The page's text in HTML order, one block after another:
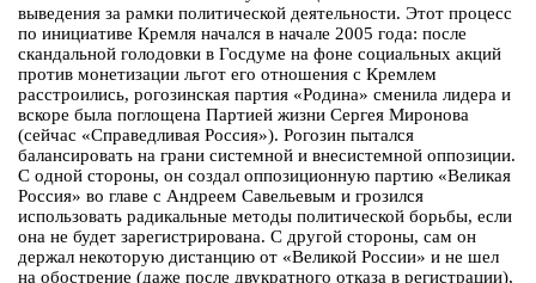
выведения за рамки политической деятельности. Этот процесс
по инициативе Кремля начался в начале 2005 года: после
скандальной голодовки в Госдуме на фоне социальных акций
против монетизации льгот его отношения с Кремлем
расстроились, рогозинская партия «Родина» сменила лидера и
вскоре была поглощена Партией жизни Сергея Миронова
(сейчас «Справедливая Россия»). Рогозин пытался
балансировать на грани системной и внесистемной оппозиции.
С одной стороны, он создал оппозиционную партию «Великая
Россия» во главе с Андреем Савельевым и грозился
использовать радикальные методы политической борьбы, если
она не будет зарегистрирована. С другой стороны, сам он
держал некоторую дистанцию от «Великой России» и не шел
на обострение (даже после двукратного отказа в регистрации),